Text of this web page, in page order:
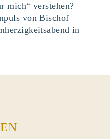
mich“ verstehen?
von Bischof
in